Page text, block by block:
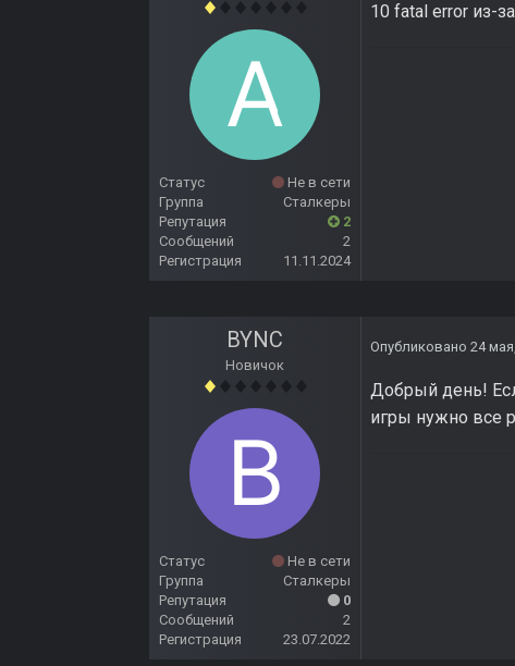
Статус
Не в сети
Группа
Сталкеры
Репутация
2
Сообщений
2
Регистрация
11.11.2024
10 fatal error из-
BYNC
Новичок
Статус
Не в сети
Группа
Сталкеры
Репутация
0
Сообщений
2
Регистрация
23.07.2022
Опубликовано 24
Добрый день!
игры нужно все